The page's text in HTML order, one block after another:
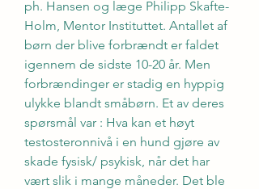
ph. Hansen og læge Philipp Skafte-
Holm, Mentor Instituttet. Antallet af
børn der blive forbrændt er faldet
igennem de sidste 10-20 år. Men
forbrændinger er stadig en hyppig
ulykke blandt småbørn. Et av deres
spørsmål var : Hva kan et høyt
testosteronnivå i en hund gjøre av
skade fysisk/ psykisk, når det har
vært slik i mange måneder. Det ble